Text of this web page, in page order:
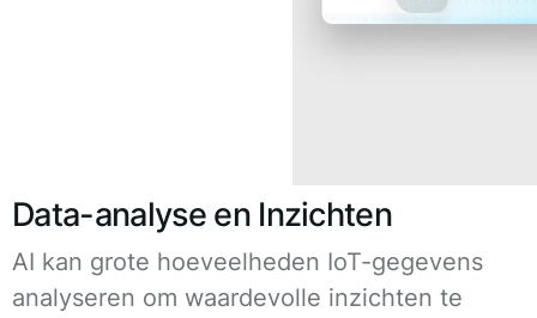
Data-analyse en Inzichten
AI kan grote hoeveelheden IoT-gegevens
analyseren om waardevolle inzichten te